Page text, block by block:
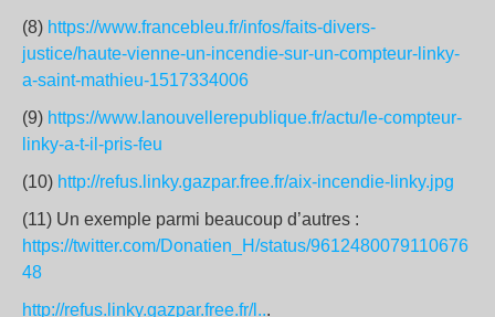
(8) https://www.francebleu.fr/infos/faits-divers-
justice/haute-vienne-un-incendie-sur-un-compteur-linky-
a-saint-mathieu-1517334006
(9) https://www.lanouvellerepublique.fr/actu/le-compteur-
linky-a-t-il-pris-feu
(10) http://refus.linky.gazpar.free.fr/aix-incendie-linky.jpg
(11) Un exemple parmi beaucoup d’autres :
https://twitter.com/Donatien_H/status/9612480079110676
48
http://refus.linky.gazpar.free.fr/l...